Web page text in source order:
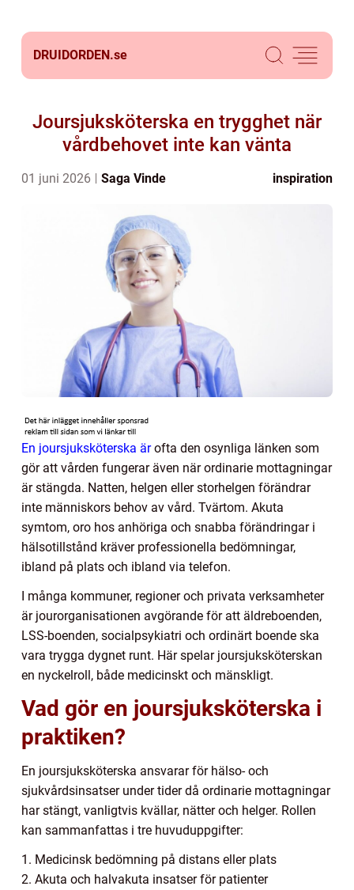
DRUIDORDEN.se
Joursjuksköterska en trygghet när
vårdbehovet inte kan vänta
01 juni 2026 Saga Vinde inspiration
En joursjuksköterska ärofta den osynliga länken som
gör att vården fungerar även när ordinarie mottagningar
är stängda. Natten, helgen eller storhelgen förändrar
inte människors behov av vård. Tvärtom. Akuta
symtom, oro hos anhöriga och snabba förändringar i
hälsotillstånd kräver professionella bedömningar,
ibland på plats och ibland via telefon.
I många kommuner, regioner och privata verksamheter
är jourorganisationen avgörande för att äldreboenden,
LSS-boenden, socialpsykiatri och ordinärt boende ska
vara trygga dygnet runt. Här spelar joursjuksköterskan
en nyckelroll, både medicinskt och mänskligt.
Vad gör en joursjuksköterska i
praktiken?
En joursjuksköterska ansvarar för hälso- och
sjukvårdsinsatser under tider då ordinarie mottagningar
har stängt, vanligtvis kvällar, nätter och helger. Rollen
kan sammanfattas i tre huvuduppgifter:
1. Medicinsk bedömning på distans eller plats
2. Akuta och halvakuta insatser för patienter